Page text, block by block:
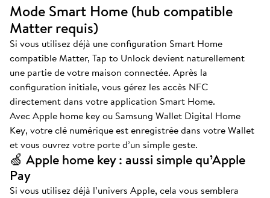
Mode Smart Home (hub compatible
Matter requis)
Si vous utilisez déjà une configuration Smart Home
compatible Matter, Tap to Unlock devient naturellement
une partie de votre maison connectée. Après la
configuration initiale, vous gérez les accès NFC
directement dans votre application Smart Home.
Avec Apple home key ou Samsung Wallet Digital Home
Key, votre clé numérique est enregistrée dans votre Wallet
et vous ouvrez votre porte d’un simple geste.
🍏 Apple home key : aussi simple qu’Apple
Pay
Si vous utilisez déjà l’univers Apple, cela vous semblera